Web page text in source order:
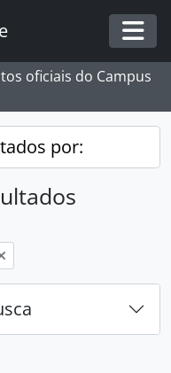
oficiais do Campus
por: